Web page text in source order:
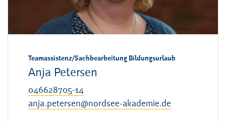
Teamassistenz/Sachbearbeitung Bildungsurlaub
Anja Petersen
046628705-14
anja.petersen@nordsee-akademie.de